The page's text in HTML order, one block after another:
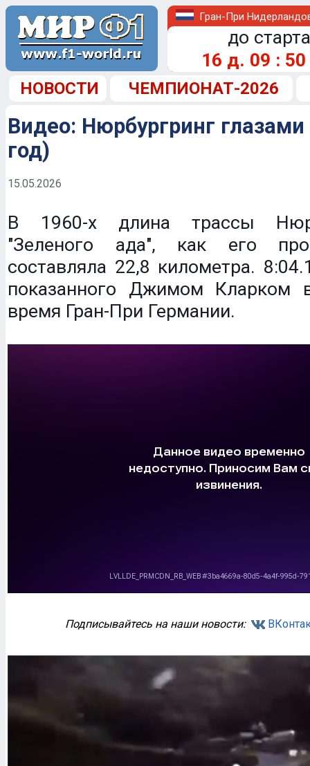
Гран-При
до
16 д. 09 : 50
НОВОСТИ ЧЕМПИОНАТ-2026
Видео: Нюрбургринг
год)
15.05.2026
В 1960-х длина трассы
"Зеленого ада", как его
составляла 22,8 километра.
показанного Джимом Кларком
время Гран-При Германии.
Подписывайтесь на наши новости: